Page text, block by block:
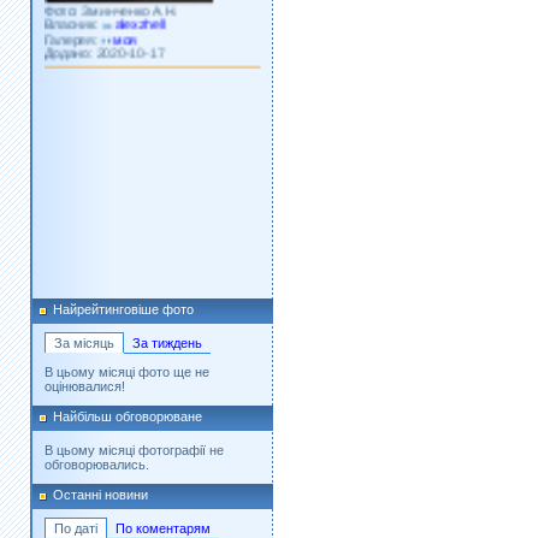
Власник:
alexzhell
Галерея:
моя
Додано: 2020-10-17
Найрейтинговіше фото
За місяць
За тиждень
В цьому місяці фото ще не
оцінювалися!
Найбільш обговорюване
В цьому місяці фотографії не
обговорювались.
Останні новини
По даті
По коментарям